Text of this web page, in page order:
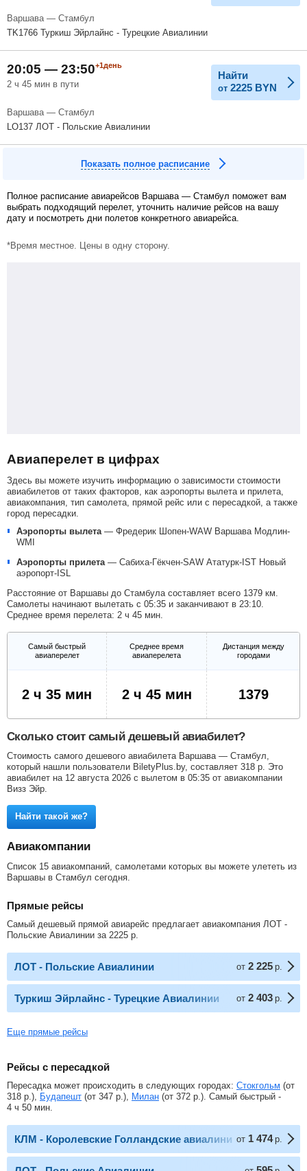
Варшава — Стамбул
TK1766 Туркиш Эйрлайнс - Турецкие Авиалинии
20:05 — 23:50+1день
2 ч 45 мин в пути
Найти
от 2225 BYN
Варшава — Стамбул
LO137 ЛОТ - Польские Авиалинии
Показать полное расписание
Полное расписание авиарейсов Варшава — Стамбул поможет вам
выбрать подходящий перелет, уточнить наличие рейсов на вашу
дату и посмотреть дни полетов конкретного авиарейса.
*Время местное. Цены в одну сторону.
Авиаперелет в цифрах
Здесь вы можете изучить информацию о зависимости стоимости
авиабилетов от таких факторов, как аэропорты вылета и прилета,
авиакомпания, тип самолета, прямой рейс или с пересадкой, а также
город пересадки.
Аэропорты вылета — Фредерик Шопен-WAW Варшава Модлин-
WMI
Аэропорты прилета — Сабиха-Гёкчен-SAW Ататурк-IST Новый
аэропорт-ISL
Расстояние от Варшавы до Стамбула составляет всего 1379 км.
Самолеты начинают вылетать с 05:35 и заканчивают в 23:10.
Среднее время перелета: 2 ч 45 мин.
Самый быстрый
авиаперелет
Среднее время
авиаперелета
Дистанция между
городами
2 ч 35 мин 2 ч 45 мин 1379
Сколько стоит самый дешевый авиабилет?
Стоимость самого дешевого авиабилета Варшава — Стамбул,
который нашли пользователи BiletyPlus.by, составляет 318 р . Это
авиабилет на 12 августа 2026 с вылетом в 05:35 от авиакомпании
Визз Эйр.
Найти такой же?
Авиакомпании
Список 15 авиакомпаний, самолетами которых вы можете улететь из
Варшавы в Стамбул сегодня.
Прямые рейсы
Самый дешевый прямой авиарейс предлагает авиакомпания ЛОТ -
Польские Авиалинии за 2225 р
ЛОТ - Польские Авиалинии от 2 225 р.
Туркиш Эйрлайнс - Турецкие Авиалинии от 2 403 р.
Еще прямые рейсы
Рейсы с пересадкой
Пересадка может происходить в следующих городах: Стокгольм (от
318 р. ), Будапешт (от 347 р. ), Милан (от 372 р. ). Самый быстрый -
4 ч 50 мин.
КЛМ - Королевские Голландские авиалинииот 1 474 р.